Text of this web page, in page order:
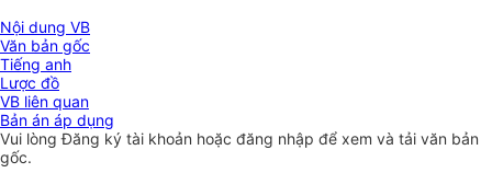
Nội dung VB
Văn bản gốc
Tiếng anh
Lược đồ
VB liên quan
Bản án áp dụng
Vui lòngĐăng ký tài khoản hoặc đăng nhập để xem và tải văn bản
gốc.